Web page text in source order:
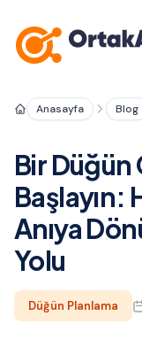
Anasayfa Blog
Bir
Başlayın:
Anıya
Yolu
Düğün Planlama